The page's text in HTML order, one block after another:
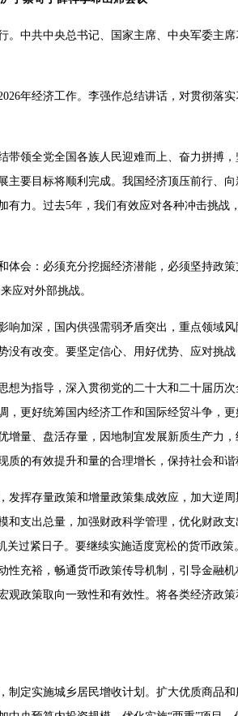
中共中央总书记、国家主席、中央军委主
年经济工作。李强作总结讲话，对贯彻落
领全党全国各族人民迎难而上、奋力拼搏
要目标将顺利完成。我国经济顶压前行、
力。过去5年，我们有效应对各种冲击挑战
会：必须充分挖掘经济潜能，必须坚持政
应对外部挑战。
加深，国内供强需弱矛盾突出，重点领域
有改变。要坚定信心、用好优势、应对挑战
为指导，深入贯彻党的二十大和二十届历
更好统筹国内经济工作和国际经贸斗争，
量、盘活存量，因地制宜发展新质生产力
的有效提升和量的合理增长，保持社会和谐
挥存量政策和增量政策集成效应，加大逆
支出总量，加强财政科学管理，优化财政支
过紧日子。要继续实施适度宽松的货币政
充裕，畅通货币政策传导机制，引导金融
政策取向一致性和有效性。将各类经济政
定实施城乡居民增收计划。扩大优质商品